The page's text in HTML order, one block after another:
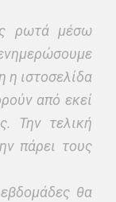
ρωτά μέσω
η ιστοσελίδα
από εκεί
Την τελική
πάρει τους
θα